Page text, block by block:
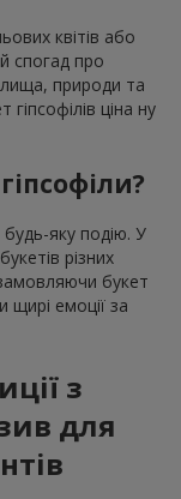
квітів або
спогад про
природи та
ціна ну
яку подію. У
різних
букет
щирі емоції за
з
для